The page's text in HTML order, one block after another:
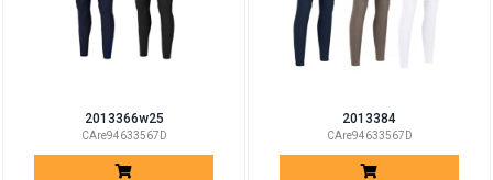
2013366w25
CAre94633567D
2013384
CAre94633567D